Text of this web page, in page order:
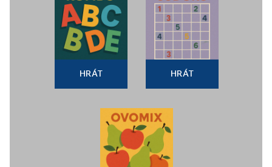
HRÁT HRÁT